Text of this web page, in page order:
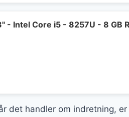
- Intel Core i5 - 8257U - 8 GB
det handler om indretning,